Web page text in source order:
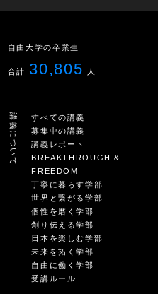
自由大学の卒業生
合計 30,805 人
講義について
すべての講義
募集中の講義
講義レポート
BREAKTHROUGH &
FREEDOM
丁寧に暮らす学部
世界と繋がる学部
個性を磨く学部
創り伝える学部
日本を楽しむ学部
未来を拓く学部
自由に働く学部
受講ルール